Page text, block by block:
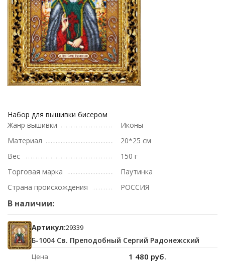
Набор для вышивки бисером
Жанр вышивки
Иконы
Материал
20*25 см
Вес
150 г
Торговая марка
Паутинка
Страна происхождения
РОССИЯ
В наличии:
Артикул:29339
Б-1004 Св. Преподобный Сергий Радонежский
Цена 1 480 руб.